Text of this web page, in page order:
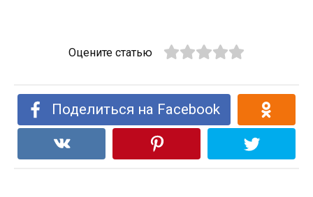
Оцените статью
Поделиться на Facebook